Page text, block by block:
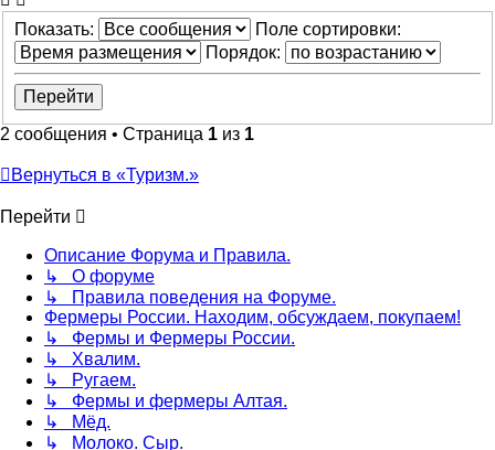
Показать:
Поле сортировки:
Порядок:
2 сообщения • Страница 1 из 1
Вернуться в «Туризм.»
Перейти
Описание Форума и Правила.
↳ О форуме
↳ Правила поведения на Форуме.
Фермеры России. Находим, обсуждаем, покупаем!
↳ Фермы и Фермеры России.
↳ Хвалим.
↳ Ругаем.
↳ Фермы и фермеры Алтая.
↳ Мёд.
↳ Молоко. Сыр.